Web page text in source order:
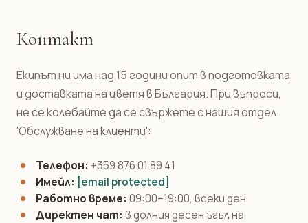
Контакт
Екипът ни има над 15 години опит в подготовката
и доставката на цветя в България. При въпроси,
не се колебайте да се свържете с нашия отдел
'Обслужване на клиенти':
Телефон: +359 876 01 89 41
Имейл: [email protected]
Работно време: 09:00–19:00, всеки ден
Директен чат: в долния десен ъгъл на